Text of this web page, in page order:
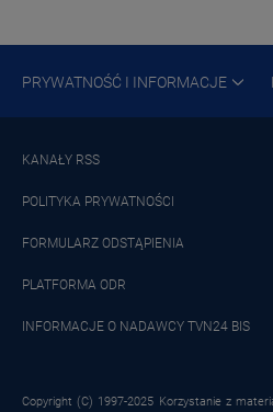
PRYWATNOŚĆ I INFORMACJE
KANAŁY RSS
POLITYKA PRYWATNOŚCI
FORMULARZ ODSTĄPIENIA
PLATFORMA ODR
INFORMACJE O NADAWCY TVN24 BIS
Copyright (C) 1997-2025 Korzystanie z